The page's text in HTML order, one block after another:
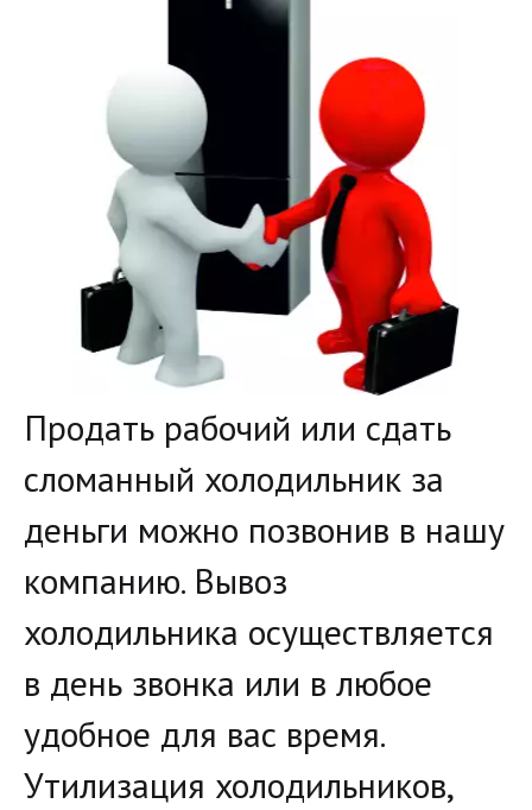
­Продать рабочий или сдать
сломанный холодильник за
деньги можно позвонив в нашу
компанию. Вывоз
холодильника осуществляется
в день звонка или в любое
удобное для вас время.
Утилизация холодильников,